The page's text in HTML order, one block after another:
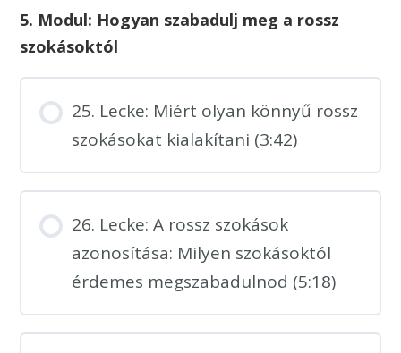
5. Modul: Hogyan szabadulj meg a rossz
szokásoktól
25. Lecke: Miért olyan könnyű rossz
szokásokat kialakítani (3:42)
26. Lecke: A rossz szokások
azonosítása: Milyen szokásoktól
érdemes megszabadulnod (5:18)